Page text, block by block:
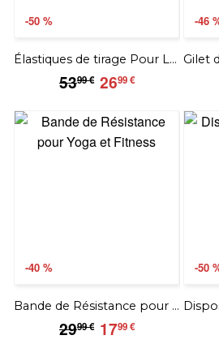
-50 %
Élastiques de tirage Pour Le Sport
5399 €53.99
2699 €26.99
-46
-40 %
Bande de Résistance pour Yoga et Fitness
2999 €29.99
1799 €17.99
-50